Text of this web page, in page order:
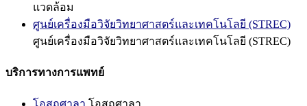
แวดล้อม
ศูนย์เครื่องมือวิจัยวิทยาศาสตร์และเทคโนโลยี (STREC)
ศูนย์เครื่องมือวิจัยวิทยาศาสตร์และเทคโนโลยี (STREC)
บริการทางการแพทย์